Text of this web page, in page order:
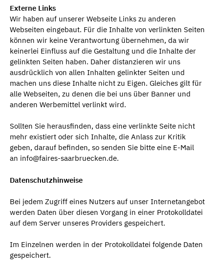
Externe Links
Wir haben auf unserer Webseite Links zu anderen
Webseiten eingebaut. Für die Inhalte von verlinkten Seiten
können wir keine Verantwortung übernehmen, da wir
keinerlei Einfluss auf die Gestaltung und die Inhalte der
gelinkten Seiten haben. Daher distanzieren wir uns
ausdrücklich von allen Inhalten gelinkter Seiten und
machen uns diese Inhalte nicht zu Eigen. Gleiches gilt für
alle Webseiten, zu denen die bei uns über Banner und
anderen Werbemittel verlinkt wird.
Sollten Sie herausfinden, dass eine verlinkte Seite nicht
mehr existiert oder sich Inhalte, die Anlass zur Kritik
geben, darauf befinden, so senden Sie bitte eine E-Mail
an info@faires-saarbruecken.de.
Datenschutzhinweise
Bei jedem Zugriff eines Nutzers auf unser Internetangebot
werden Daten über diesen Vorgang in einer Protokolldatei
auf dem Server unseres Providers gespeichert.
Im Einzelnen werden in der Protokolldatei folgende Daten
gespeichert.